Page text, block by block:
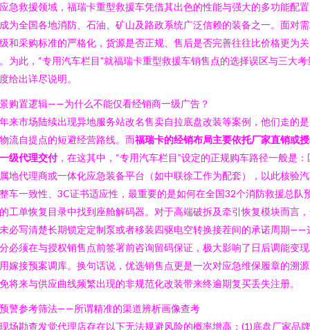
急救援领域，福瑞卡重型救援车凭借其出色的性能与强大的多功能配
为全国各地消防、石油、矿山及路政系统广泛信赖的装备之一。面对
和采购标准的严格化，货源是否正规、售后是否完善往往比价格更为关
为此，“专用汽车栏目”就福瑞卡重型救援车销售点的选择误区与三大考
给出详尽说明。
购置逻辑——为什么不能仅看经销商一级广告？
来市场陆续出现异地服务站改名售卖自拉底盘改装等案例，他们走的
流自提点的短避经营路线。而福瑞卡的经销布局主要依托厂家直销或
级代理交付，在这其中，“专用汽车栏目”设定的正规购车路径一般是：
地代理商或一体化应急装备平台（如中联徐工作为配套），以此核验
车一致性、3C证书适应性，最重要的是如何在全国32个消防救援总队
工单恢复目录中找到座舱解码器。对于高端破拆及牵引恢复模块而言
必写清楚长期锁定定制泵或者移装四驱电空转换接茬间的承诺周期——
必须在与授权销售点前签署前咨询留码保证，极大影响了日后调能变
嫁接预案调库。换句话说，优选销售点更是一次对应急维保履章的溯
将来与供应曲线频繁出现的非规范化改装带来终逾期复买丢失注册。
警参考筛法——所谓精准的渠道辨析画像查考
场勘查发觉代理店存在以下无法规避风险的概率增高：(1)底盘厂家品